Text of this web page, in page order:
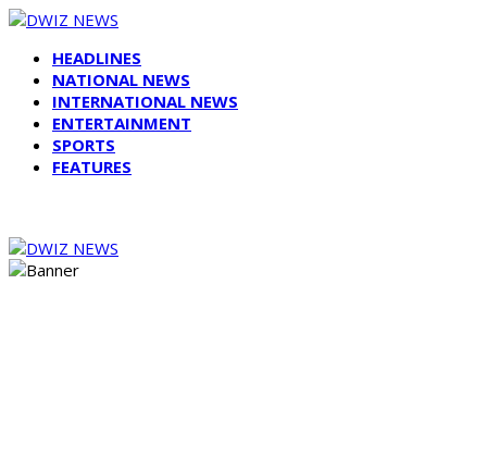
HEADLINES
NATIONAL NEWS
INTERNATIONAL NEWS
ENTERTAINMENT
SPORTS
FEATURES